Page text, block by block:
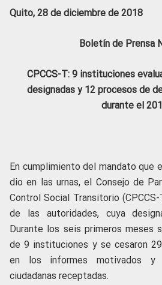
Quito, 28 de diciembre de 2018
Boletín de Prensa
CPCCS-T: 9 instituciones
designadas y 12 procesos de
durante el
En cumplimiento del mandato que
dio en las urnas, el Consejo de
Control Social Transitorio
de las autoridades, cuya
Durante los seis primeros meses
de 9 instituciones y se cesaron
en los informes motivados y
ciudadanas receptadas.